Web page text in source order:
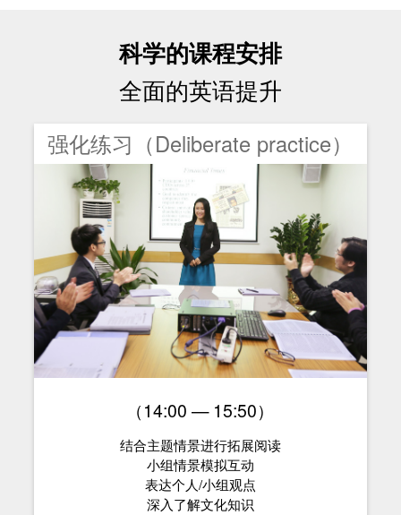
科学的课程安排
全面的英语提升
强化练习（Deliberate practice）
（14:00 — 15:50）
结合主题情景进行拓展阅读
小组情景模拟互动
表达个人/小组观点
深入了解文化知识